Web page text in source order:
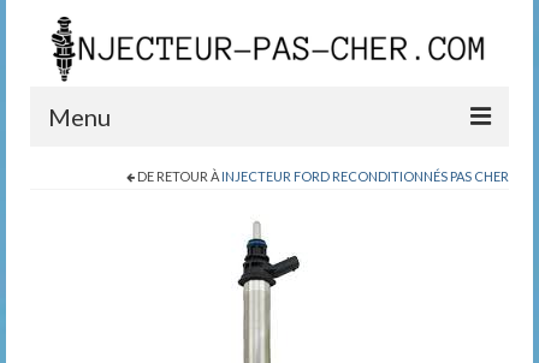
Menu
DE RETOUR À INJECTEUR FORD RECONDITIONNÉS PAS CHER